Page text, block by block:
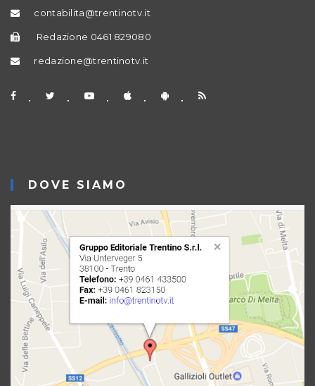
contabilita@trentinotv.it
Redazione 0461 829080
redazione@trentinotv.it
DOVE SIAMO